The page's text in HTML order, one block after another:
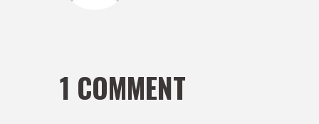
1 COMMENT